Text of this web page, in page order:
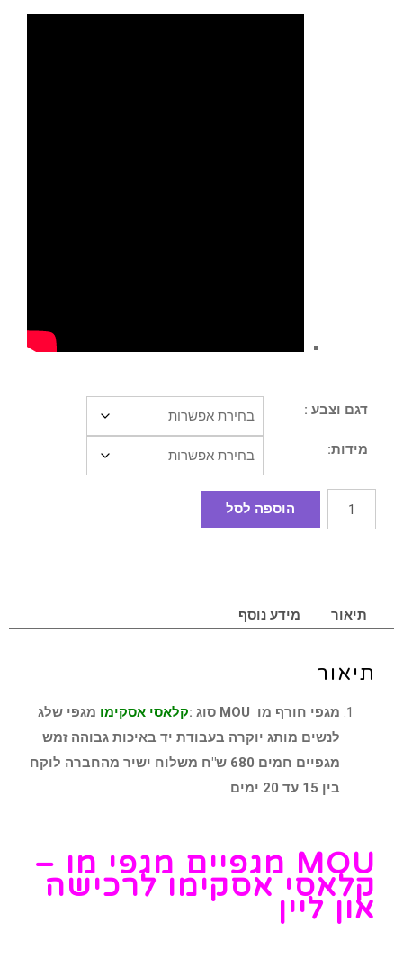
דגם וצבע :
מידות:
הוספה לסל
תיאור מידע נוסף
תיאור
מגפי חורף מו MOU סוג : קלאסי אסקימו מגפי שלג
לנשים מותג יוקרה בעבודת יד באיכות גבוהה זמש
מגפיים חמים 680 ש"ח משלוח ישיר מהחברה לוקח
בין 15 עד 20 ימים
MOU מגפיים מגפי מו –
קלאסי אסקימו לרכישה
און ליין